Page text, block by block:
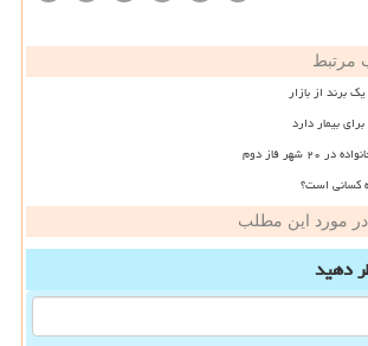
مرتبط
برند از بازار
بیمار دارد
شهر فاز دوم
کسانی است؟
در مورد این مطلب
دهید